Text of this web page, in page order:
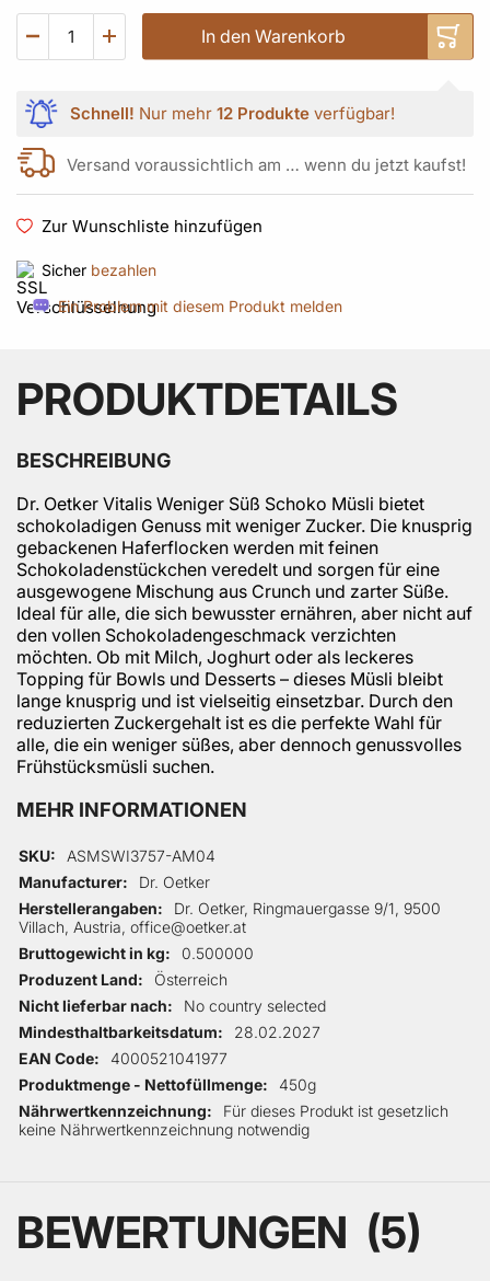
In den Warenkorb
Schnell! Nur mehr 12 Produkteverfügbar!
Versand voraussichtlich am … wenn du jetzt kaufst!
Zur Wunschliste hinzufügen
Sicher bezahlen
Ein Problem mit diesem Produkt melden
PRODUKTDETAILS
BESCHREIBUNG
Dr. Oetker Vitalis Weniger Süß Schoko Müsli bietet
schokoladigen Genuss mit weniger Zucker. Die knusprig
gebackenen Haferflocken werden mit feinen
Schokoladenstückchen veredelt und sorgen für eine
ausgewogene Mischung aus Crunch und zarter Süße.
Ideal für alle, die sich bewusster ernähren, aber nicht auf
den vollen Schokoladengeschmack verzichten
möchten. Ob mit Milch, Joghurt oder als leckeres
Topping für Bowls und Desserts – dieses Müsli bleibt
lange knusprig und ist vielseitig einsetzbar. Durch den
reduzierten Zuckergehalt ist es die perfekte Wahl für
alle, die ein weniger süßes, aber dennoch genussvolles
Frühstücksmüsli suchen.
MEHR INFORMATIONEN
Mehr Informationen
SKU
ASMSWI3757-AM04
Manufacturer
Dr. Oetker
Herstellerangaben
Dr. Oetker, Ringmauergasse 9/1, 9500
Villach, Austria, office@oetker.at
Bruttogewicht in kg
0.500000
Produzent Land
Österreich
Nicht lieferbar nach
No country selected
Mindesthaltbarkeitsdatum
28.02.2027
EAN Code
4000521041977
Produktmenge - Nettofüllmenge
450g
Nährwertkennzeichnung
Für dieses Produkt ist gesetzlich
keine Nährwertkennzeichnung notwendig
BEWERTUNGEN 5